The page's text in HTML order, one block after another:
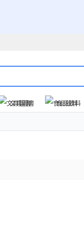
文具圖書
食品飲料